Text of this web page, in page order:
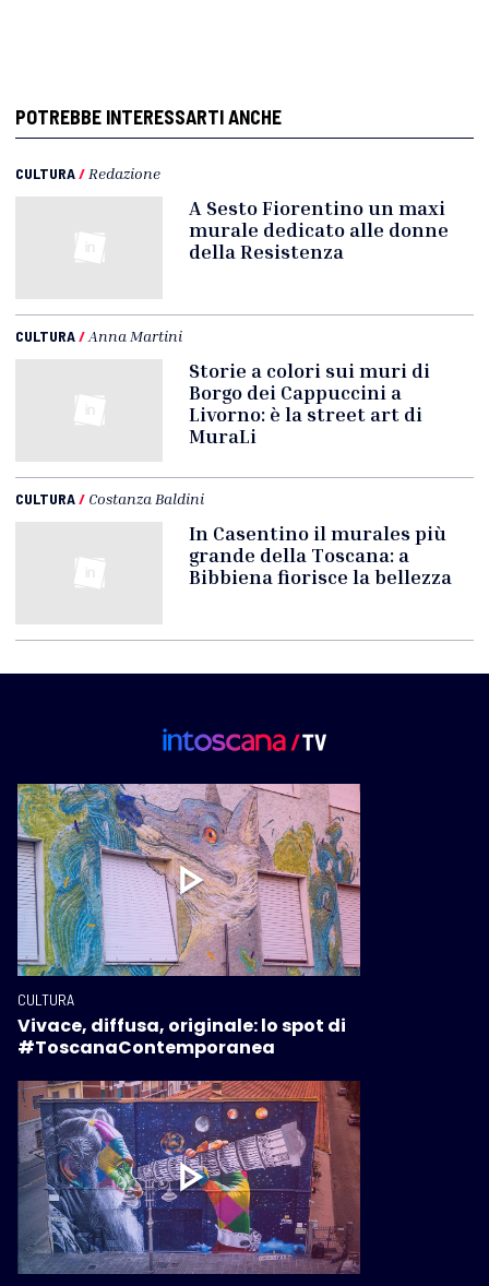
POTREBBE INTERESSARTI ANCHE
CULTURA/ Redazione
A Sesto Fiorentino un maxi
murale dedicato alle donne
della Resistenza
CULTURA/ Anna Martini
Storie a colori sui muri di
Borgo dei Cappuccini a
Livorno: è la street art di
MuraLi
CULTURA/ Costanza Baldini
In Casentino il murales più
grande della Toscana: a
Bibbiena fiorisce la bellezza
CULTURA
Vivace, diffusa, originale: lo spot di
#ToscanaContemporanea